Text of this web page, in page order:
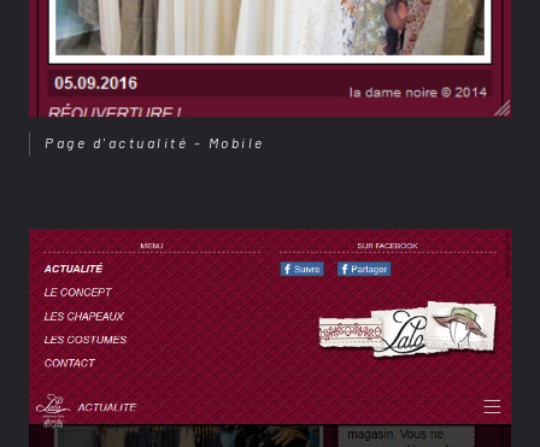
Page d'actualité - Mobile